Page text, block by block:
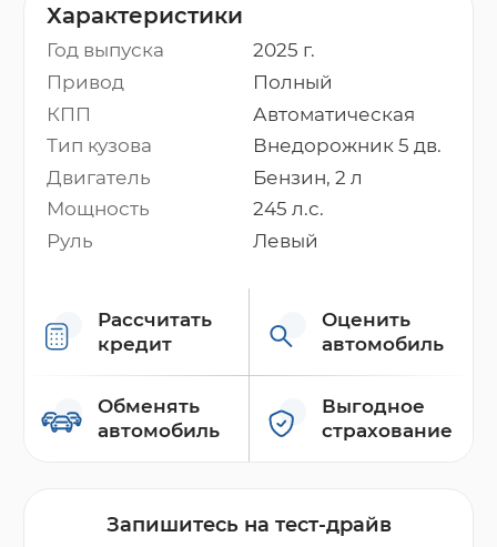
Характеристики
Год выпуска
2025 г.
Привод
Полный
КПП
Автоматическая
Тип кузова
Внедорожник 5 дв.
Двигатель
Бензин, 2 л
Мощность
245 л.с.
Руль
Левый
Рассчитать
кредит
Оценить
автомобиль
Обменять
автомобиль
Выгодное
страхование
Запишитесь на тест-драйв